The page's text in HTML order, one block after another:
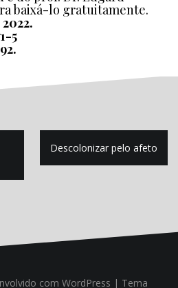
baixá-lo gratuitamente.
5
Descolonizar pelo afeto
com WordPress | Tema